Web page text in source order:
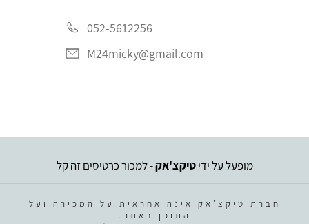
052-5612256
M24micky@gmail.com
מופעל על ידיטיקצ'אק- למכור כרטיסים זה קל
חברת טיקצ'אק אינה אחראית על המכירה ועל
התוכן באתר.